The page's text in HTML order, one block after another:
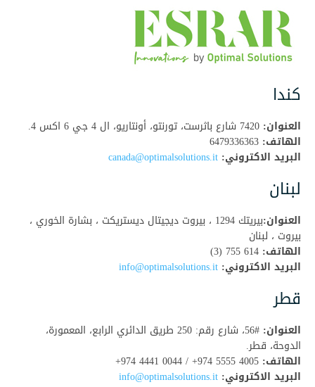
كندا
العنوان: 7420 شارع باثرست، تورنتو، أونتاريو، ال 4 جي 6 اكس 4.
الهاتف: 6479336363
البريد الاكتروني: canada@optimalsolutions.it
لبنان
العنوان:
بيريتك 1294 ، بيروت ديجيتال ديستريكت ، بشارة الخوري ،
بيروت ، لبنان
الهاتف: 614 755 (3)
البريد الاكتروني: info@optimalsolutions.it
قطر
العنوان:
#56، شارع رقم: 250 طريق الدائري الرابع، المعمورة،
الدوحة، قطر.
الهاتف: 4005 5555 974+ / 0044 4441 974+
البريد الاكتروني: info@optimalsolutions.it